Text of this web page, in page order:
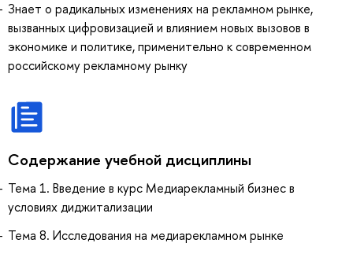
Знает о радикальных изменениях на рекламном рынке,
вызванных цифровизацией и влиянием новых вызовов в
экономике и политике, применительно к современном
российскому рекламному рынку
Содержание учебной дисциплины
Тема 1. Введение в курс Медиарекламный бизнес в
условиях диджитализации
Тема 8. Исследования на медиарекламном рынке